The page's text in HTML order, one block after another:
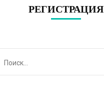
РЕГИСТРАЦИЯ
Найти: